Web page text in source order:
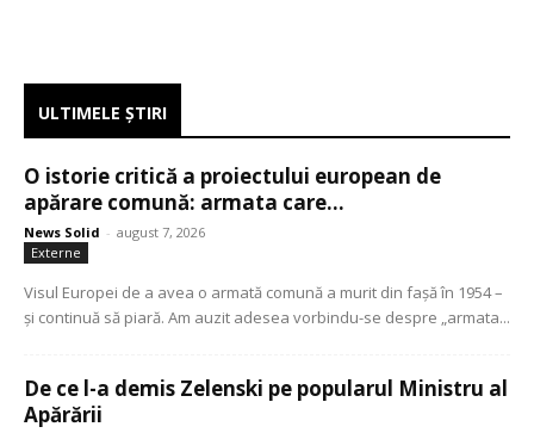
ULTIMELE ŞTIRI
O istorie critică a proiectului european de
apărare comună: armata care...
News Solid - august 7, 2026
Externe
Visul Europei de a avea o armată comună a murit din fașă în 1954 –
și continuă să piară. Am auzit adesea vorbindu-se despre „armata...
De ce l-a demis Zelenski pe popularul Ministru al
Apărării